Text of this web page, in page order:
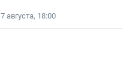
7 августа, 18:00